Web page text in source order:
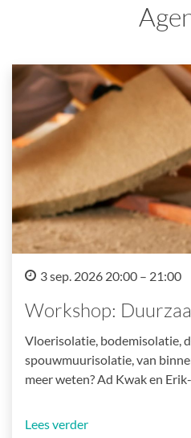
3 sep. 2026 20:00 – 21:00
Workshop:
Vloerisolatie, bodemisolatie,
spouwmuurisolatie, van
meer weten? Ad Kwak en
Lees verder